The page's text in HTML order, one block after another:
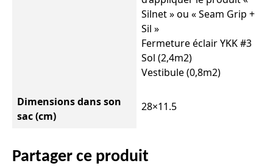
Silnet » ou « Seam Grip +
Sil »
Fermeture éclair YKK #3
Sol (2,4m2)
Vestibule (0,8m2)
Dimensions dans son
sac (cm)
28×11.5
Partager ce produit